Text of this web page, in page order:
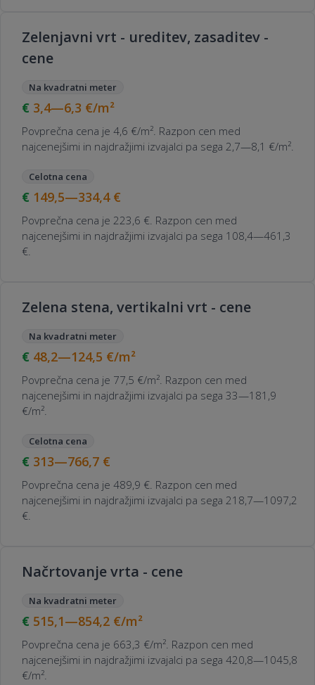
Zelenjavni vrt - ureditev, zasaditev -
cene
Na kvadratni meter
3,4—6,3 €/m²
Povprečna cena je 4,6 €/m². Razpon cen med
najcenejšimi in najdražjimi izvajalci pa sega 2,7—8,1 €/m².
Celotna cena
149,5—334,4 €
Povprečna cena je 223,6 €. Razpon cen med
najcenejšimi in najdražjimi izvajalci pa sega 108,4—461,3
€.
Zelena stena, vertikalni vrt - cene
Na kvadratni meter
48,2—124,5 €/m²
Povprečna cena je 77,5 €/m². Razpon cen med
najcenejšimi in najdražjimi izvajalci pa sega 33—181,9
€/m².
Celotna cena
313—766,7 €
Povprečna cena je 489,9 €. Razpon cen med
najcenejšimi in najdražjimi izvajalci pa sega 218,7—1097,2
€.
Načrtovanje vrta - cene
Na kvadratni meter
515,1—854,2 €/m²
Povprečna cena je 663,3 €/m². Razpon cen med
najcenejšimi in najdražjimi izvajalci pa sega 420,8—1045,8
€/m².